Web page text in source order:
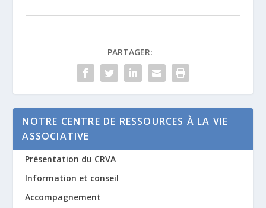
PARTAGER:
NOTRE CENTRE DE RESSOURCES À LA VIE
ASSOCIATIVE
Présentation du CRVA
Information et conseil
Accompagnement